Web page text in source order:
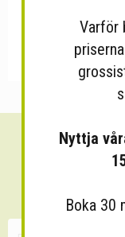
Varför
Nyttja
Boka 30